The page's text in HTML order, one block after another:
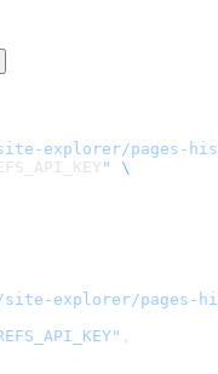
explorer/pages-
"
\
explorer/pages-
,